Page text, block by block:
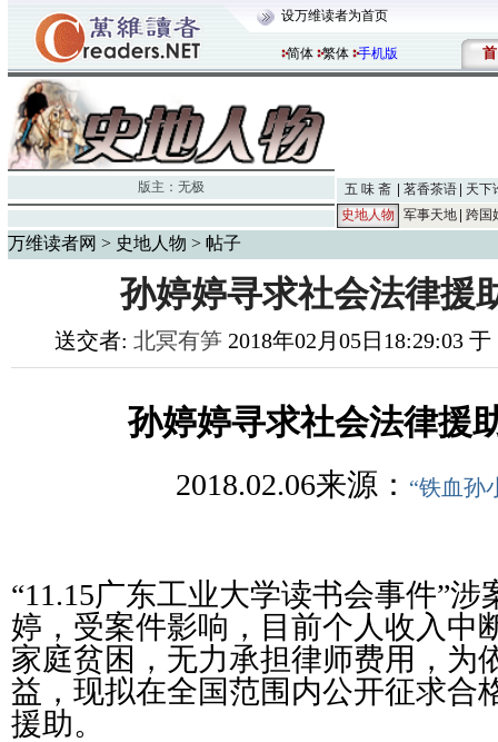
设万维读者为首页
简体 繁体 手机版 首
版主： 无极 五 味 斋 茗香茶语
天下
史地人物
军事天地 跨国
万维读者网 > 史地人物 > 帖子
孙婷婷寻求社会法律援
送交者: 北冥有笋 2018年02月05日18:29:03
孙婷婷寻求社会法律援
2018.02.06来源： “铁血孙
“11.15广东工业大学读书会事件”涉
婷，受案件影响，目前个人收入中
家庭贫困，无力承担律师费用，为
益，现拟在全国范围内公开征求合
援助。